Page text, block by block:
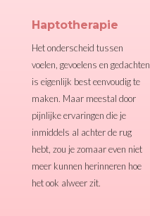
Haptotherapie
Het onderscheid tussen
voelen, gevoelens en gedachten
is eigenlijk best eenvoudig te
maken. Maar meestal door
pijnlijke ervaringen die je
inmiddels al achter de rug
hebt, zou je zomaar even niet
meer kunnen herinneren hoe
het ook alweer zit.